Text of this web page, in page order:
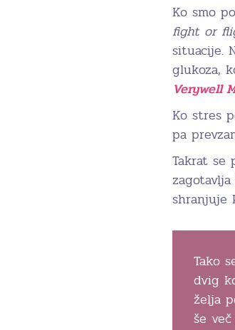
Ko smo
fight or
situacije.
glukoza,
Verywell
Ko stres
pa
Takrat se
shranjuje
Tako
dvig
želja
še